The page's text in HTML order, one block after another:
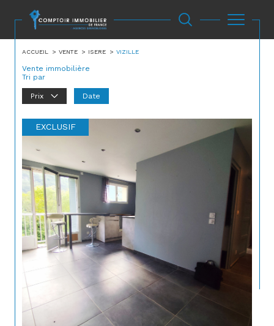
ACCUEIL VENTE ISERE VIZILLE
Vente immobilière
Tri par
Prix Date
EXCLUSIF